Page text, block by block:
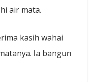
air mata.
kasih wahai
Ia bangun